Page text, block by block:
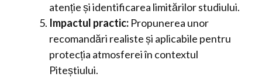
atenție și identificarea limitărilor studiului.
Impactul practic: Propunerea unor
recomandări realiste și aplicabile pentru
protecția atmosferei în contextul
Piteștiului.